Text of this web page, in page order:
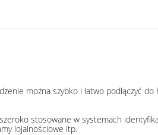
można szybko i łatwo podłączyć do
stosowane w systemach
lojalnościowe itp.